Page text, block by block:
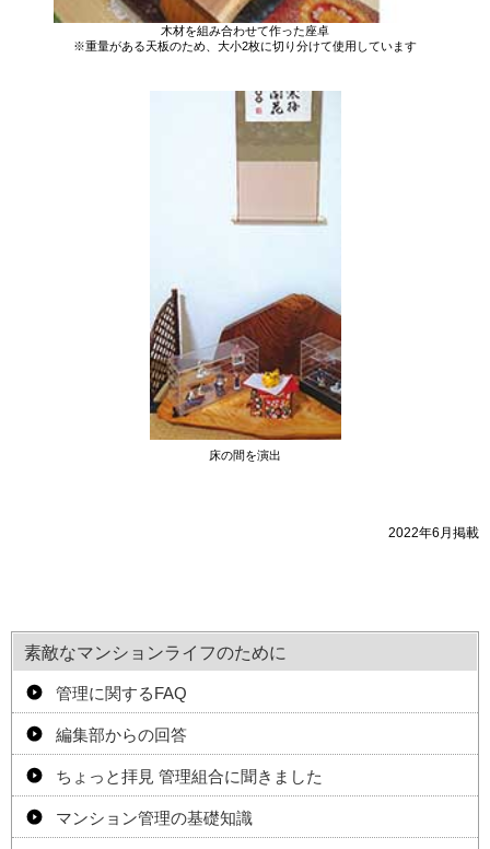
木材を組み合わせて作った座卓
※重量がある天板のため、大小2枚に切り分けて使用しています
床の間を演出
2022年6月掲載
素敵なマンションライフのために
管理に関するFAQ
編集部からの回答
ちょっと拝見 管理組合に聞きました
マンション管理の基礎知識